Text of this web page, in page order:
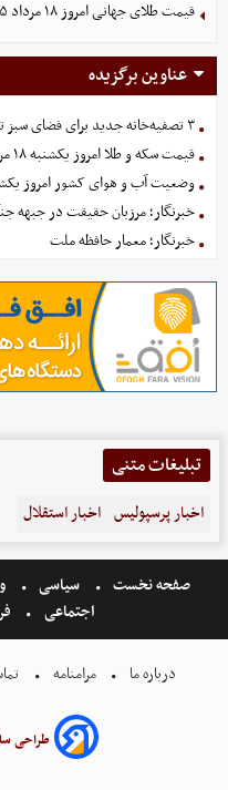
قیمت طلای جهانی امروز ۱۸ مرداد ۱۴۰۵
عناوین برگزیده
۳ تصفیه‌خانه جدید برای فضای سبز تهران در راه است
قیمت سکه و طلا امروز یکشنبه ۱۸ مرداد ۱۴۰۵
وضعیت آب و هوای کشور امروز یکشنبه ۱۸
خبرنگار؛ مرزبان حقیقت در جبهه
خبرنگار؛ معمار حافظه ملت
تبلیغات متنی
اخبار پرسپولیس اخبار استقلال
صفحه نخست سیاسی
اجتماعی
درباره ما مرامنامه
طراحی